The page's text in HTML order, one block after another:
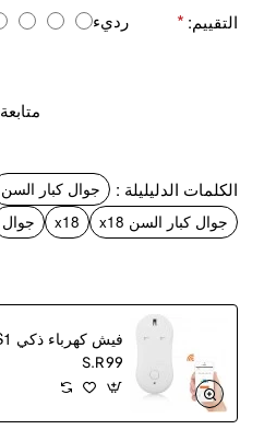
ا
م
:
التقييم: رديء
متابعة
الكلمات الدليليلة : جوال كبار السن
جوال كبار السن x18
x18 جوال
S.R 99